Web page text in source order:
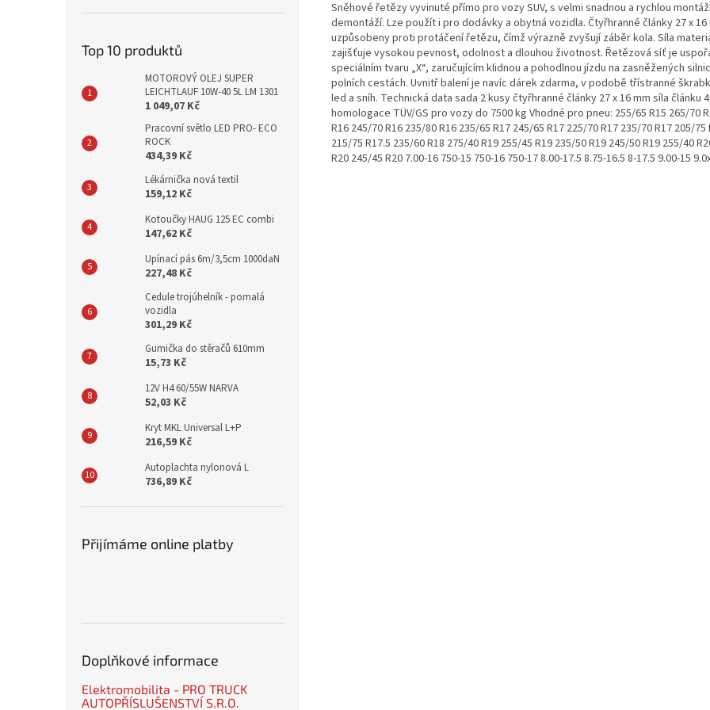
Top 10 produktů
MOTOROVÝ OLEJ SUPER
LEICHTLAUF 10W-40 5L LM 1301
1 049,07 Kč
Pracovní světlo LED PRO- ECO
ROCK
434,39 Kč
Lékárnička nová textil
159,12 Kč
Kotoučky HAUG 125 EC combi
147,62 Kč
Upínací pás 6m/3,5cm 1000daN
227,48 Kč
Cedule trojúhelník - pomalá
vozidla
301,29 Kč
Gumička do stěračů 610mm
15,73 Kč
12V H4 60/55W NARVA
52,03 Kč
Kryt MKL Universal L+P
216,59 Kč
Autoplachta nylonová L
736,89 Kč
Přijímáme online platby
Doplňkové informace
Elektromobilita - PRO TRUCK
AUTOPŘÍSLUŠENSTVÍ S.R.O.
Sněhové řetězy vyvinuté přímo pro vozy SUV, s velmi snadnou a rychlou
demontáží. Lze použít i pro dodávky a obytná vozidla. Čtyřhranné články 27 x 16
uzpůsobeny proti protáčení řetězu, čímž výrazně zvyšují záběr kola. Síla
zajišťuje vysokou pevnost, odolnost a dlouhou životnost. Řetězová síť je
speciálním tvaru „X“, zaručujícím klidnou a pohodlnou jízdu na zasněžených
polních cestách. Uvnitř balení je navíc dárek zdarma, v podobě třístranné
led a sníh. Technická data sada 2 kusy čtyřhranné články 27 x 16 mm síla článku
homologace TÜV/GS pro vozy do 7500 kg Vhodné pro pneu: 255/65 R15 265/70
R16 245/70 R16 235/80 R16 235/65 R17 245/65 R17 225/70 R17 235/70 R17 205/75
215/75 R17.5 235/60 R18 275/40 R19 255/45 R19 235/50 R19 245/50 R19 255/40
R20 245/45 R20 7.00-16 750-15 750-16 750-17 8.00-17.5 8.75-16.5 8-17.5 9.00-15